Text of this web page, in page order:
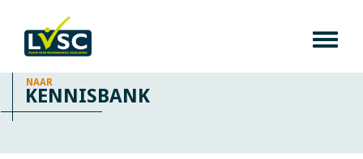
NAAR
KENNISBANK